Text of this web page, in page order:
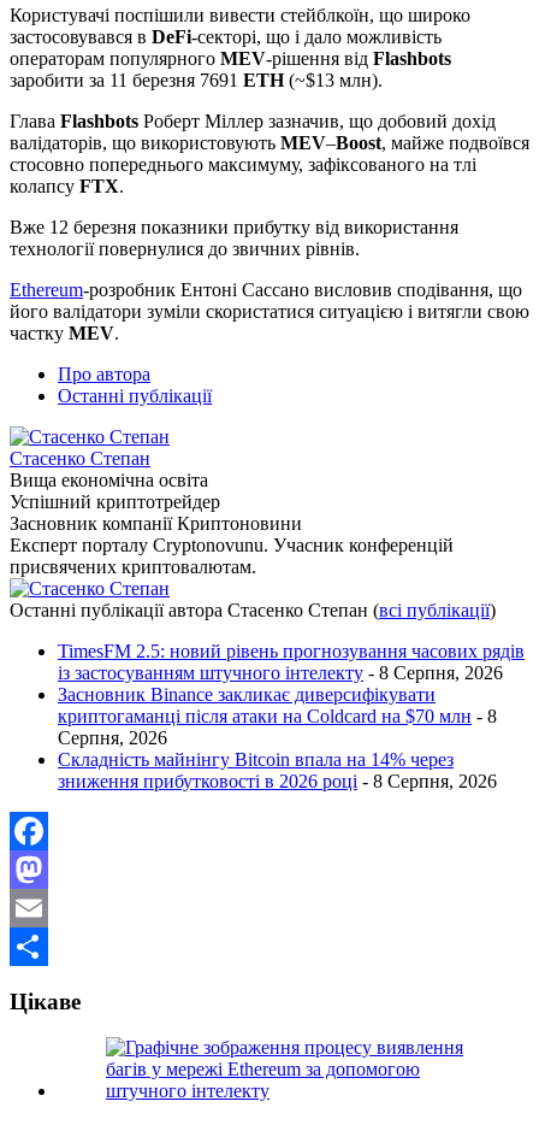
Користувачі поспішили вивести стейблкоїн, що широко
застосовувався в DeFi-секторі, що і дало можливість
операторам популярного MEV-рішення від Flashbots
заробити за 11 березня 7691 ETH(~$13 млн).
Глава Flashbots Роберт Міллер зазначив, що добовий дохід
валідаторів, що використовують MEV–Boost, майже подвоївся
стосовно попереднього максимуму, зафіксованого на тлі
колапсу FTX.
Вже 12 березня показники прибутку від використання
технології повернулися до звичних рівнів.
Ethereum-розробник Ентоні Сассано висловив сподівання, що
його валідатори зуміли скористатися ситуацією і витягли свою
частку MEV.
Про автора
Останні публікації
Стасенко Степан
Вища економічна освіта
Успішний криптотрейдер
Засновник компанії Криптоновини
Експерт порталу Cryptonovunu. Учасник конференцій
присвячених криптовалютам.
Останні публікації автора Стасенко Степан (всі публікації)
TimesFM 2.5: новий рівень прогнозування часових рядів
із застосуванням штучного інтелекту - 8 Серпня, 2026
Засновник Binance закликає диверсифікувати
криптогаманці після атаки на Coldcard на $70 млн - 8
Серпня, 2026
Складність майнінгу Bitcoin впала на 14% через
зниження прибутковості в 2026 році - 8 Серпня, 2026
Facebook
Mastodon
Email
Цікаве